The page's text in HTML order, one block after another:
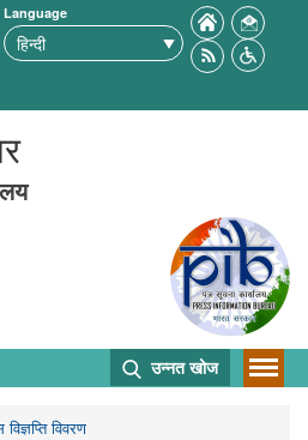
Language
उन्नत खोज
विवरण